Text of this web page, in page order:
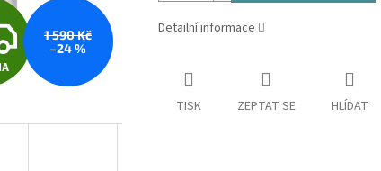
Z
D
1 590 Kč
–24 %
Detailní informace
TISK ZEPTAT SE HLÍDAT